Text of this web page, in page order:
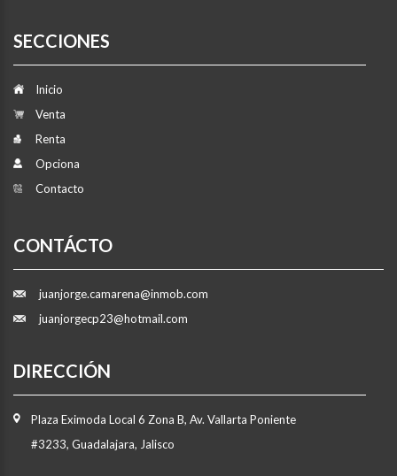
SECCIONES
Inicio
Venta
Renta
Opciona
Contacto
CONTÁCTO
juanjorge.camarena@inmob.com
juanjorgecp23@hotmail.com
DIRECCIÓN
Plaza Eximoda Local 6 Zona B, Av. Vallarta Poniente
#3233, Guadalajara, Jalisco